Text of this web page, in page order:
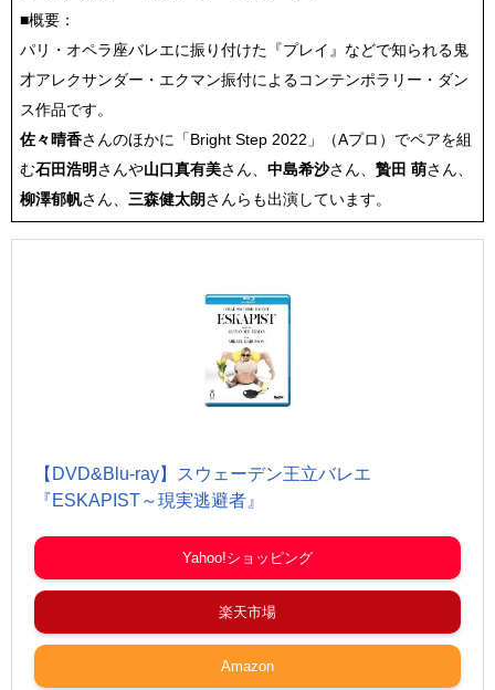
■概要：
パリ・オペラ座バレエに振り付けた『プレイ』などで知られる鬼
才アレクサンダー・エクマン振付によるコンテンポラリー・ダン
ス作品です。
佐々晴香さんのほかに「Bright Step 2022」（Aプロ）でペアを組
む石田浩明 さんや山口真有美さん、 中島希沙さん、 贄田 萌さん、
柳澤郁帆さん、 三森健太朗さんらも出演しています。
【DVD&Blu-ray】スウェーデン王立バレエ
『ESKAPIST～現実逃避者』
Yahoo!ショッピング
楽天市場
Amazon